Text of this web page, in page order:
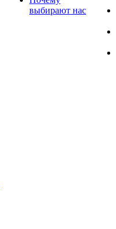
выбирают нас